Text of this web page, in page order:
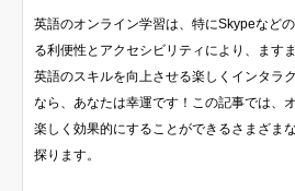
英語のオンライン学習は、特にSkypeなど
る利便性とアクセシビリティにより、ます
英語のスキルを向上させる楽しくインタラ
なら、あなたは幸運です！この記事では、
楽しく効果的にすることができるさまざま
探ります。